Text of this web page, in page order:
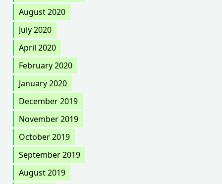
August 2020
July 2020
April 2020
February 2020
January 2020
December 2019
November 2019
October 2019
September 2019
August 2019